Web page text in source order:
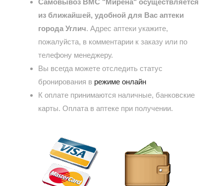
Самовывоз ВМС "Мирена" осуществляется
из ближайшей, удобной для Вас аптеки
города Углич. Адрес аптеки укажите,
пожалуйста, в комментарии к заказу или по
телефону менеджеру.
Вы всегда можете отследить статус
бронирования в режиме онлайн
К оплате принимаются наличные, банковские
карты. Оплата в аптеке при получении.